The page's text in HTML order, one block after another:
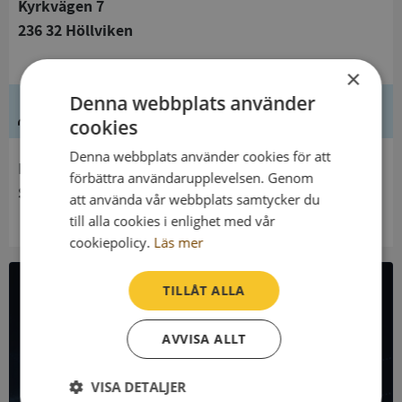
Kyrkvägen 7
236 32 Höllviken
Ledning
Innehavare
Skanör-Falsterbo Församling
All företagsdata i API
Få all denna företagsinformation i Syna API
Syna API är ett blixtsnabbt API där du kan hämta
×
Denna webbplats använder
cookies
Denna webbplats använder cookies för att
förbättra användarupplevelsen. Genom
att använda vår webbplats samtycker du
till alla cookies i enlighet med vår
cookiepolicy. Läs mer
TILLÅT ALLA
AVVISA ALLT
VISA DETALJER